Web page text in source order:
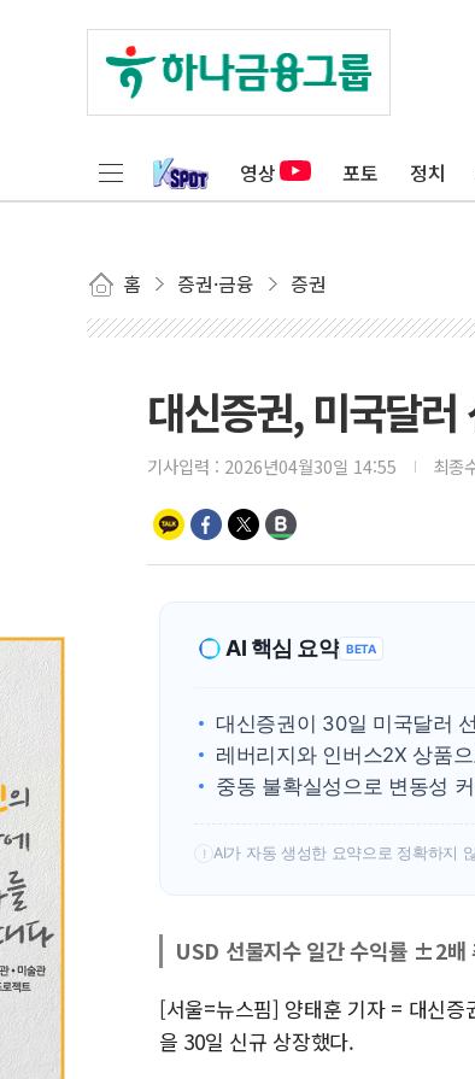
영상 포토 정치
홈 증권·금융 증권
대신증권, 미국달
기사입력 : 2026년04월30일 14:55 최종
AI 핵심 요약 BETA
대신증권이 30일 미국달러
레버리지와 인버스2X 상품
중동 불확실성으로 변동성
! AI가 자동 생성한 요약으로 정확하지
USD 선물지수 일간 수익률 ±2배
[서울=뉴스핌] 양태훈 기자 = 대신
을 30일 신규 상장했다.